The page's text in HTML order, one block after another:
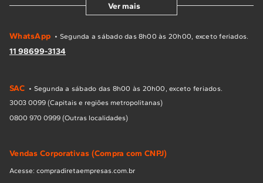
Ver mais
WhatsApp • Segunda a sábado das 8h00 às 20h00, exceto feriados.
11 98699-3134
SAC • Segunda a sábado das 8h00 às 20h00, exceto feriados.
3003 0099 (Capitais e regiões metropolitanas)
0800 970 0999 (Outras localidades)
Vendas Corporativas (Compra com CNPJ)
Acesse: compradiretaempresas.com.br